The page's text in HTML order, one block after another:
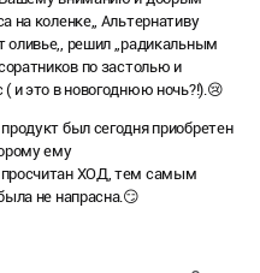
на коленке,, Альтернативу
решил ,,радикальным
по застолью и
и это в новогоднюю ночь?!).😢
был сегодня приобретен
ему
ХОД, тем самым
не напрасна.😏